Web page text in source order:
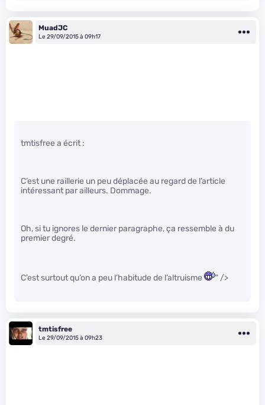
MuadJC
Le 29/09/2015 à 09h17
tmtisfree a écrit :
C’est une raillerie un peu déplacée au regard de l’article
intéressant par ailleurs. Dommage.
Oh, si tu ignores le dernier paragraphe, ça ressemble à du
premier degré.
C’est surtout qu’on a peu l’habitude de l’altruisme " />
tmtisfree
Le 29/09/2015 à 09h23